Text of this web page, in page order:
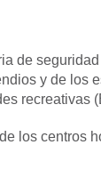
de
y de los
recreativas
los centros